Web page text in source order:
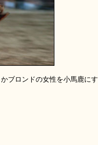
ブロンドの女性を小馬鹿にす